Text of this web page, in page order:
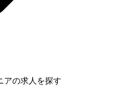
アの求人を探す